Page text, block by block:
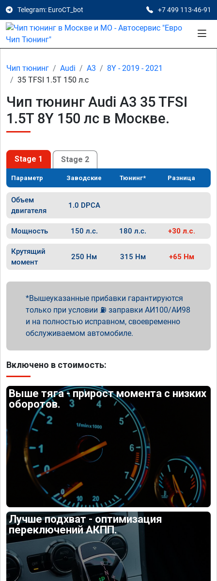
Telegram: EuroCT_bot +7 499 113-46-91
Чип тюнинг Audi A3
8Y - 2019 - 2021
35 TFSI 1.5T 150 л.с
Чип тюнинг Audi A3 35 TFSI
1.5T 8Y 150 лс в Москве.
Stage 1 Stage 2
Параметр Заводские Тюнинг* Разница
Объем
двигателя
1.0 DPCA
Мощность 150 л.с. 180 л.с. +30 л.с.
Крутящий
момент
250 Нм 315 Нм +65 Нм
Вышеуказанные прибавки гарантируются
только при условии ⛽ заправки АИ100/АИ98
и на полностью исправном, своевременно
обслуживаемом автомобиле.
Включено в стоимость:
Выше тяга - прирост момента с низких
оборотов.
Лучше подхват - оптимизация
переключений АКПП.